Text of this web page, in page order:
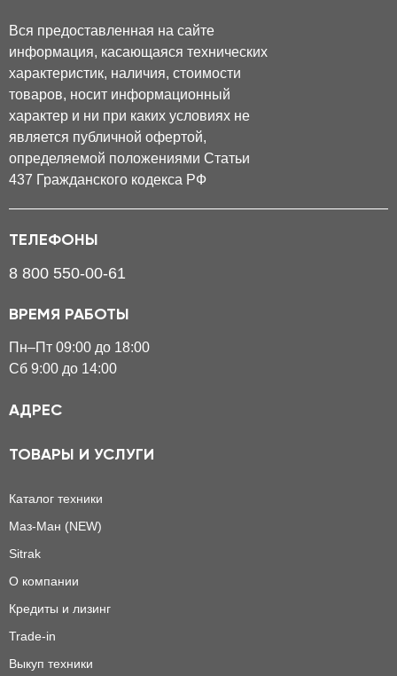
Вся предоставленная на сайте
информация, касающаяся технических
характеристик, наличия, стоимости
товаров, носит информационный
характер и ни при каких условиях не
является публичной офертой,
определяемой положениями Статьи
437 Гражданского кодекса РФ
ТЕЛЕФОНЫ
8 800 550-00-61
ВРЕМЯ РАБОТЫ
Пн–Пт 09:00 до 18:00
Сб 9:00 до 14:00
АДРЕС
ТОВАРЫ И УСЛУГИ
Каталог техники
Маз-Ман (NEW)
Sitrak
О компании
Кредиты и лизинг
Trade-in
Выкуп техники